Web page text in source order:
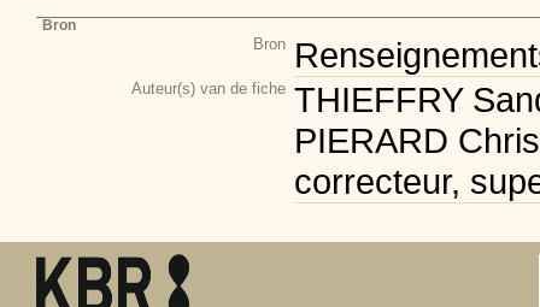
Bron
Bron
Auteur(s) van de fiche THIEFFRY
PIERARD
correcteur,